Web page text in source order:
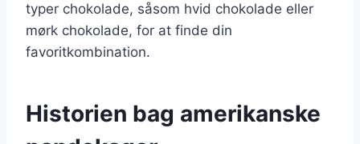
typer chokolade, såsom hvid chokolade eller
mørk chokolade, for at finde din
favoritkombination.
Historien bag amerikanske